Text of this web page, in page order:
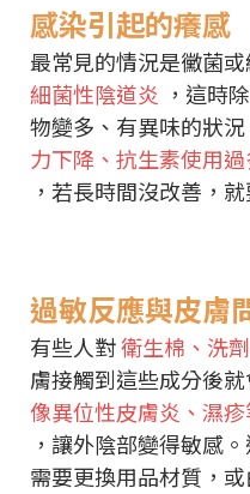
感染引起的癢感
最常見的情況是黴菌
細菌性陰道炎 ，這時
物變多、有異味的狀
力下降、抗生素使用
，若長時間沒改善，
過敏反應與皮膚
有些人對衛生棉、洗
膚接觸到這些成分後
像異位性皮膚炎、濕
，讓外陰部變得敏感
需要更換用品材質，